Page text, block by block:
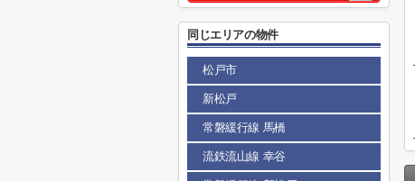
同じエリアの物件
松戸市
新松戸
常磐緩行線 馬橋
流鉄流山線 幸谷